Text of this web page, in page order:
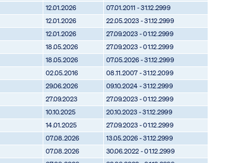
12.01.2026
07.01.2011 - 31.12.2999
12.01.2026
22.05.2023 - 31.12.2999
12.01.2026
27.09.2023 - 01.12.2999
18.05.2026
27.09.2023 - 01.12.2999
18.05.2026
07.05.2026 - 31.12.2999
02.05.2016
08.11.2007 - 31.12.2099
29.06.2026
09.10.2024 - 31.12.2999
27.09.2023
27.09.2023 - 01.12.2999
10.10.2025
20.10.2023 - 31.12.2999
14.01.2025
27.09.2023 - 01.12.2999
07.08.2026
13.05.2026 - 31.12.2999
07.08.2026
30.06.2022 - 01.12.2999